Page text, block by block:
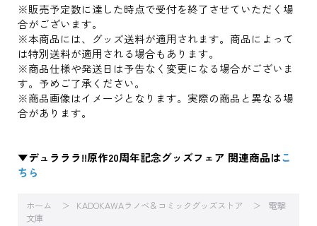
※販売予定数に達した時点で受付を終了させていただく場
合がございます。
※本商品には、グッズ送料が適用されます。商品によって
は特別送料が適用される場合もあります。
※商品仕様や発送日は予告なく変更になる場合がございま
す。予めご了承ください。
※商品画像はイメージとなります。実際の商品と異なる場
合があります。
▼デュラララ!!原作20周年記念グッズフェア 関連商品はこ
ちら
ホーム KADOKAWAラノベ＆コミックグッズストア
電撃
文庫